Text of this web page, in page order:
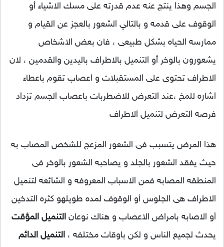
الجسم وهذا ينتج عنه عدم قدرته على مسك الاشياء أو
الوقوف على قدمه و بالتالي الشعور بالعجز عن القيام و
ممارسه الحياه بشكل طبيعى ، فان بعض الاشخاص
يشعورون بالوخر أو التنميل بالاطراف باليدين والقدمين ، لان
الاطراف تحتوى على المستقبلات و اعصاب تقوم باعطاء
اشاره للمخ ،عند التعرض للاضطربات باعصاب الجسم تزداد
فرصه التعرض لتنميل الاطراف
هذا المرض يتسبب فى الشعور المزعج للشخص المصاب به
حيث يفقد الشعور بالجلد و يصاحبه الشعور بالوخر فى
المنطقه المصابه فمن الاسباب المعروفه و الشائعه لتنميل
الاطراف هى الجلوس أو الوقوف لمده طويلهو كثره التدخين
أو الاصابه بامراض الاعصاب و هناك نوعان التنميل المؤقت
يحدث لجميع الناس و لكن باوقات مختلفه ، التنميل الدائم